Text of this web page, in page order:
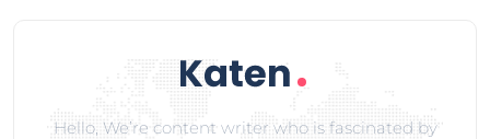
Hello, We’re content writer who is fascinated by